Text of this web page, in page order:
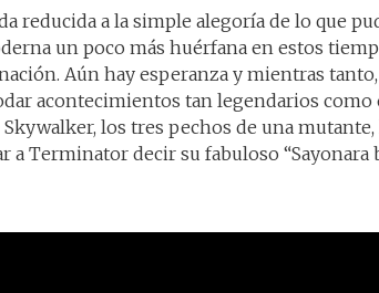
reducida a la simple alegoría de lo que
un poco más huérfana en estos
Aún hay esperanza y mientras
acontecimientos tan legendarios como
los tres pechos de una
a Terminator decir su fabuloso “Sayonara